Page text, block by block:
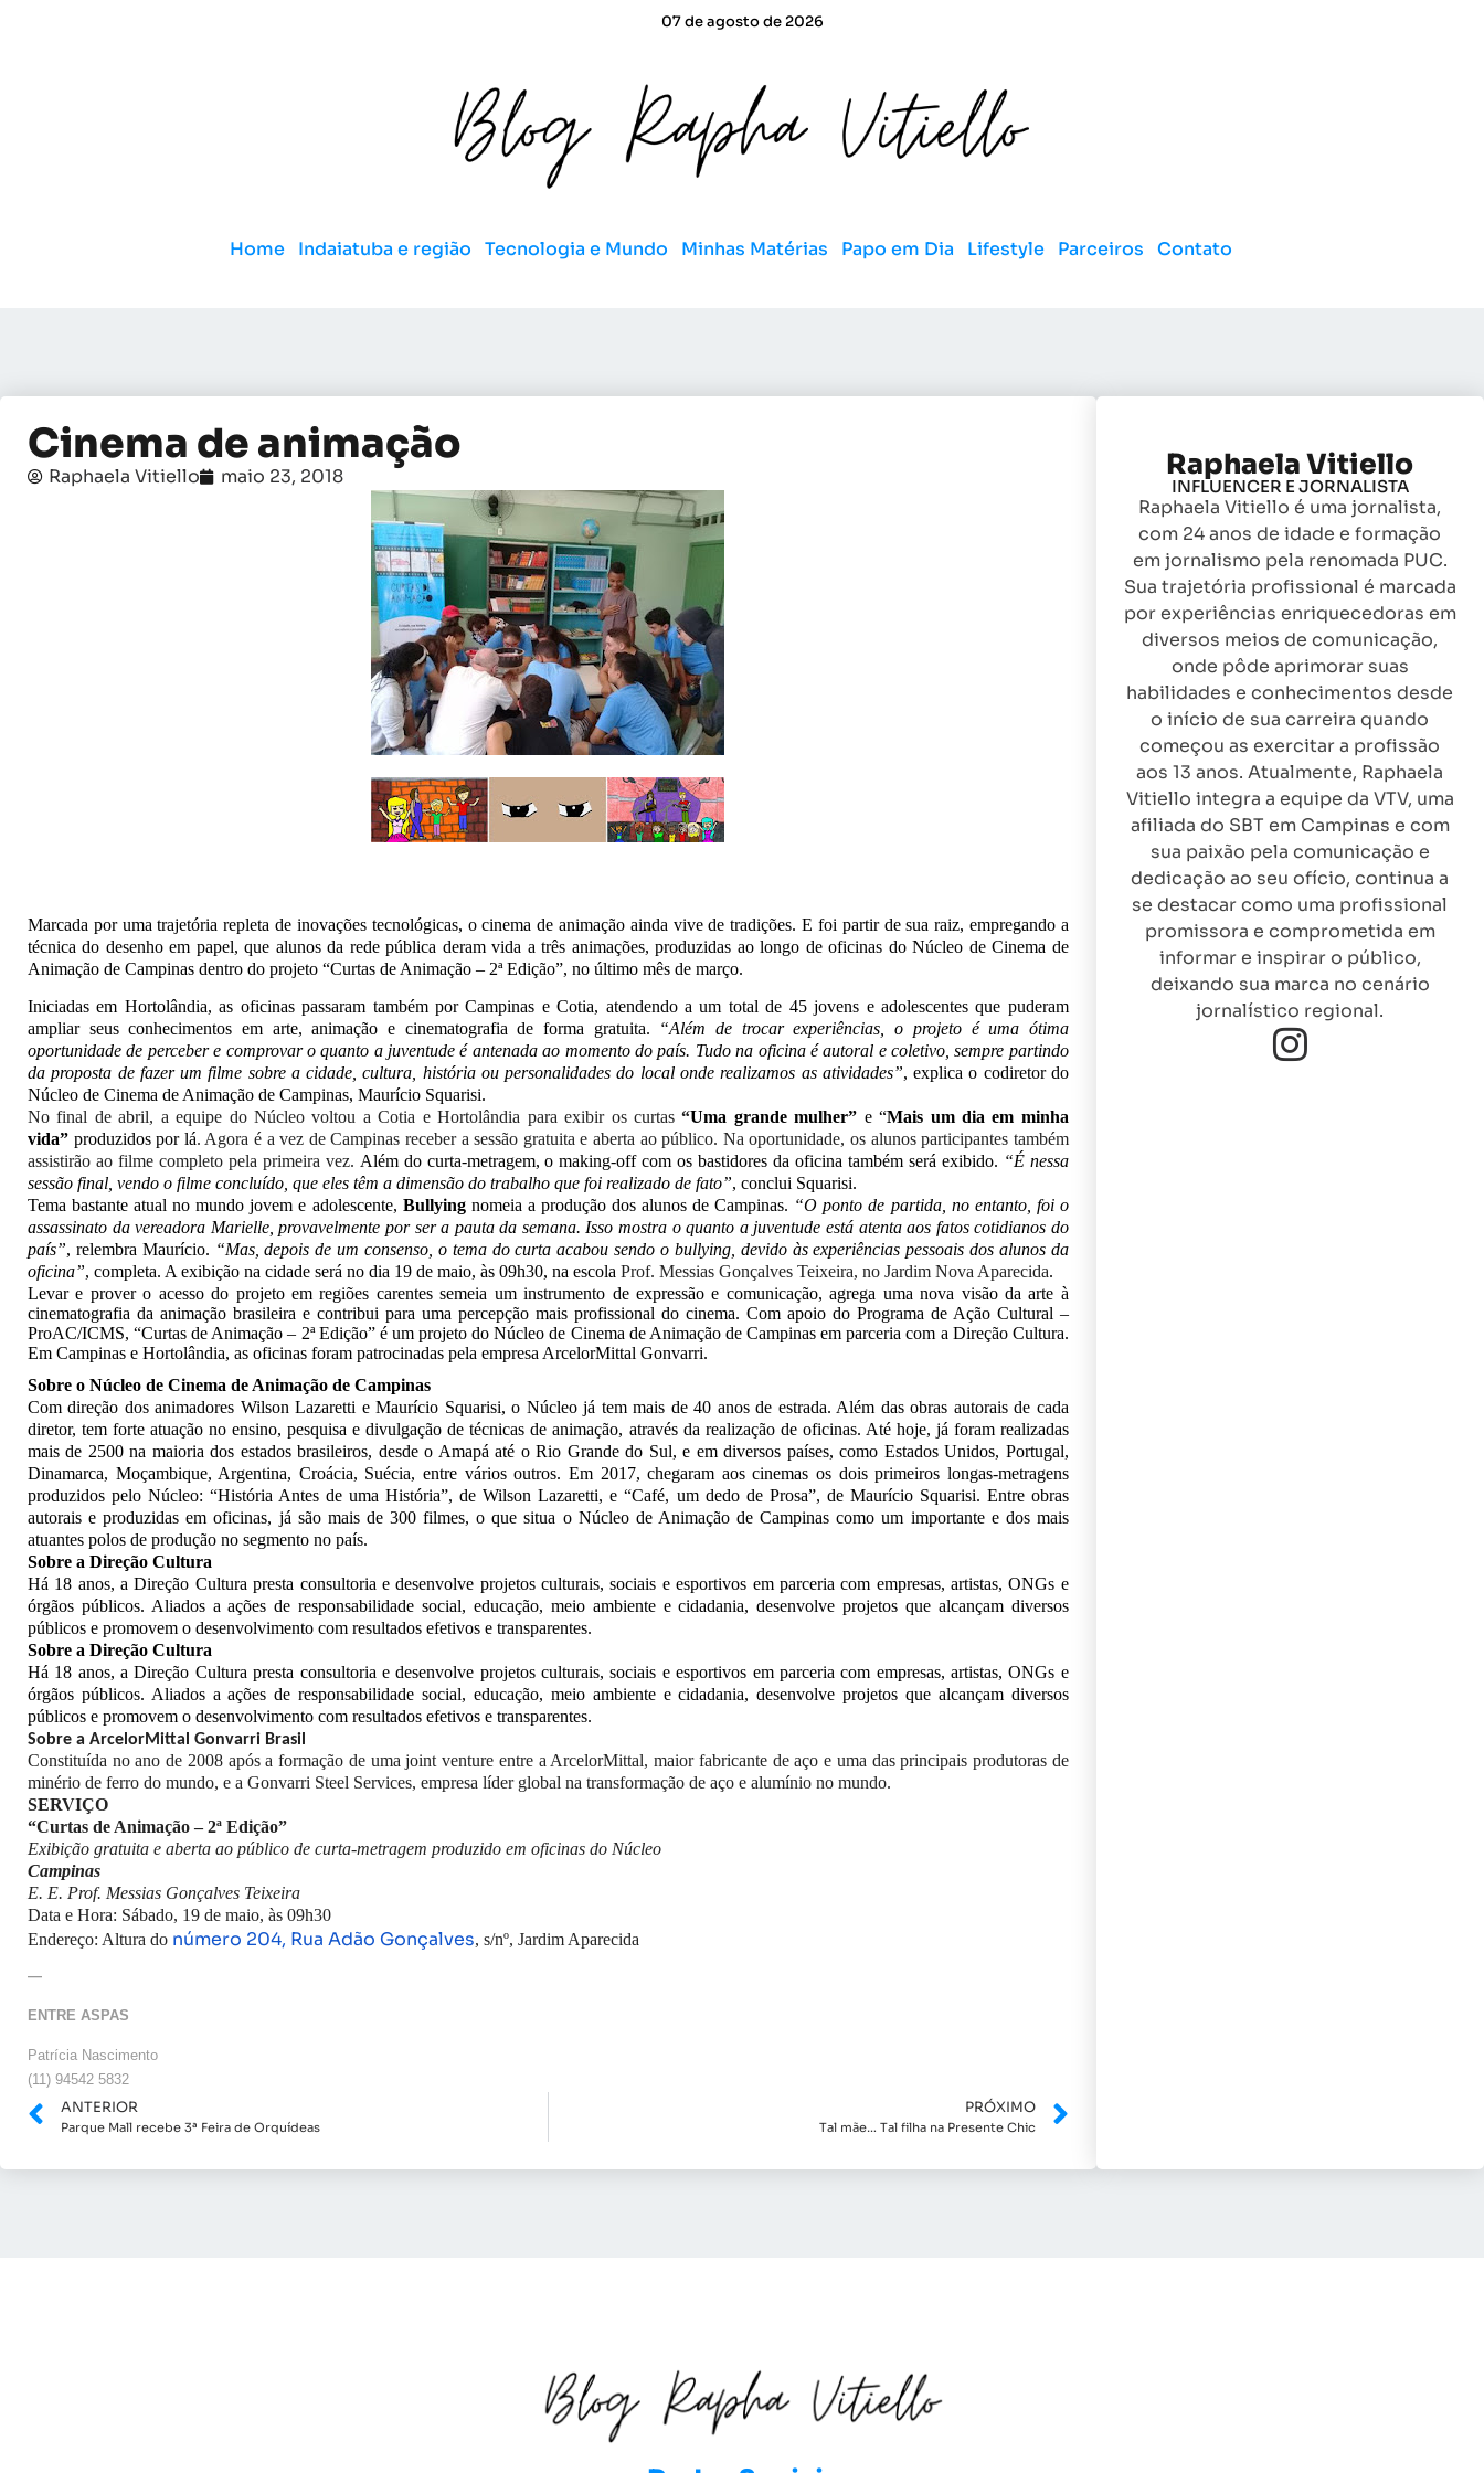
07 de agosto de 2026
Home Indaiatuba e região Tecnologia e Mundo Minhas Matérias Papo em Dia Lifestyle Parceiros Contato
Cinema de animação
Raphaela Vitiello maio 23, 2018
Marcada por uma trajetória repleta de inovações tecnológicas, o cinema de animação ainda vive de tradições. E foi partir de sua raiz, empregando a
técnica do desenho em papel, que alunos da rede pública deram vida a três animações, produzidas ao longo de oficinas do Núcleo de Cinema de
Animação de Campinas dentro do projeto “Curtas de Animação – 2ª Edição”, no último mês de março.
Iniciadas em Hortolândia, as oficinas passaram também por Campinas e Cotia, atendendo a um total de 45 jovens e adolescentes que puderam
ampliar seus conhecimentos em arte, animação e cinematografia de forma gratuita. “Além de trocar experiências, o projeto é uma ótima
oportunidade de perceber e comprovar o quanto a juventude é antenada ao momento do país. Tudo na oficina é autoral e coletivo, sempre partindo
da proposta de fazer um filme sobre a cidade, cultura, história ou personalidades do local onde realizamos as atividades”, explica o codiretor do
Núcleo de Cinema de Animação de Campinas, Maurício Squarisi.
No final de abril, a equipe do Núcleo voltou a Cotia e Hortolândia para exibir os curtas“Uma grande mulher” e “Mais um dia em minha
vida” produzidos por lá. Agora é a vez de Campinas receber a sessão gratuita e aberta ao público. Na oportunidade, os alunos participantes também
assistirão ao filme completo pela primeira vez. Além do curta-metragem, o making-off com os bastidores da oficina também será exibido. “É nessa
sessão final, vendo o filme concluído, que eles têm a dimensão do trabalho que foi realizado de fato”, conclui Squarisi.
Tema bastante atual no mundo jovem e adolescente, Bullyingnomeia a produção dos alunos de Campinas. “O ponto de partida, no entanto, foi o
assassinato da vereadora Marielle, provavelmente por ser a pauta da semana. Isso mostra o quanto a juventude está atenta aos fatos cotidianos do
país”, relembra Maurício. “Mas, depois de um consenso, o tema do curta acabou sendo o bullying, devido às experiências pessoais dos alunos da
oficina”, completa. A exibição na cidade será no dia 19 de maio, às 09h30, na escola Prof. Messias Gonçalves Teixeira, no Jardim Nova Aparecida.
Levar e prover o acesso do projeto em regiões carentes semeia um instrumento de expressão e comunicação, agrega uma nova visão da arte à
cinematografia da animação brasileira e contribui para uma percepção mais profissional do cinema. Com apoio do Programa de Ação Cultural –
ProAC/ICMS, “Curtas de Animação – 2ª Edição” é um projeto do Núcleo de Cinema de Animação de Campinas em parceria com a Direção Cultura.
Em Campinas e Hortolândia, as oficinas foram patrocinadas pela empresa ArcelorMittal Gonvarri.
Sobre o Núcleo de Cinema de Animação de Campinas
Com direção dos animadores Wilson Lazaretti e Maurício Squarisi, o Núcleo já tem mais de 40 anos de estrada. Além das obras autorais de cada
diretor, tem forte atuação no ensino, pesquisa e divulgação de técnicas de animação, através da realização de oficinas. Até hoje, já foram realizadas
mais de 2500 na maioria dos estados brasileiros, desde o Amapá até o Rio Grande do Sul, e em diversos países, como Estados Unidos, Portugal,
Dinamarca, Moçambique, Argentina, Croácia, Suécia, entre vários outros. Em 2017, chegaram aos cinemas os dois primeiros longas-metragens
produzidos pelo Núcleo: “História Antes de uma História”, de Wilson Lazaretti, e “Café, um dedo de Prosa”, de Maurício Squarisi. Entre obras
autorais e produzidas em oficinas, já são mais de 300 filmes, o que situa o Núcleo de Animação de Campinas como um importante e dos mais
atuantes polos de produção no segmento no país.
Sobre a Direção Cultura
Há 18 anos, a Direção Cultura presta consultoria e desenvolve projetos culturais, sociais e esportivos em parceria com empresas, artistas, ONGs e
órgãos públicos. Aliados a ações de responsabilidade social, educação, meio ambiente e cidadania, desenvolve projetos que alcançam diversos
públicos e promovem o desenvolvimento com resultados efetivos e transparentes.
Sobre a Direção Cultura
Há 18 anos, a Direção Cultura presta consultoria e desenvolve projetos culturais, sociais e esportivos em parceria com empresas, artistas, ONGs e
órgãos públicos. Aliados a ações de responsabilidade social, educação, meio ambiente e cidadania, desenvolve projetos que alcançam diversos
públicos e promovem o desenvolvimento com resultados efetivos e transparentes.
Sobre a ArcelorMittal Gonvarri Brasil
Constituída no ano de 2008 após a formação de uma joint venture entre a ArcelorMittal, maior fabricante de aço e uma das principais produtoras de
minério de ferro do mundo, e a Gonvarri Steel Services, empresa líder global na transformação de aço e alumínio no mundo.
SERVIÇO
“Curtas de Animação – 2ª Edição”
Exibição gratuita e aberta ao público de curta-metragem produzido em oficinas do Núcleo
Campinas
E. E. Prof. Messias Gonçalves Teixeira
Data e Hora: Sábado, 19 de maio, às 09h30
Endereço: Altura do número 204, Rua Adão Gonçalves, s/nº, Jardim Aparecida
—
ENTRE ASPAS
Patrícia Nascimento
(11) 94542 5832
ANTERIOR
Parque Mall recebe 3ª Feira de Orquídeas
PRÓXIMO
Tal mãe… Tal filha na Presente Chic
Raphaela Vitiello
INFLUENCER E JORNALISTA
Raphaela Vitiello é uma jornalista,
com 24 anos de idade e formação
em jornalismo pela renomada PUC.
Sua trajetória profissional é marcada
por experiências enriquecedoras em
diversos meios de comunicação,
onde pôde aprimorar suas
habilidades e conhecimentos desde
o início de sua carreira quando
começou as exercitar a profissão
aos 13 anos. Atualmente, Raphaela
Vitiello integra a equipe da VTV, uma
afiliada do SBT em Campinas e com
sua paixão pela comunicação e
dedicação ao seu ofício, continua a
se destacar como uma profissional
promissora e comprometida em
informar e inspirar o público,
deixando sua marca no cenário
jornalístico regional.